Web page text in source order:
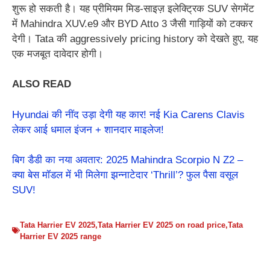
शुरू हो सकती है। यह प्रीमियम मिड-साइज़ इलेक्ट्रिक SUV सेगमेंट
में Mahindra XUV.e9 और BYD Atto 3 जैसी गाड़ियों को टक्कर
देगी। Tata की aggressively pricing history को देखते हुए, यह
एक मजबूत दावेदार होगी।
ALSO READ
Hyundai की नींद उड़ा देगी यह कार! नई Kia Carens Clavis
लेकर आई धमाल इंजन + शानदार माइलेज!
बिग डैडी का नया अवतार: 2025 Mahindra Scorpio N Z2 –
क्या बेस मॉडल में भी मिलेगा झन्नाटेदार ‘Thrill’? फुल पैसा वसूल
SUV!
Tata Harrier EV 2025,Tata Harrier EV 2025 on road price,Tata
Harrier EV 2025 range